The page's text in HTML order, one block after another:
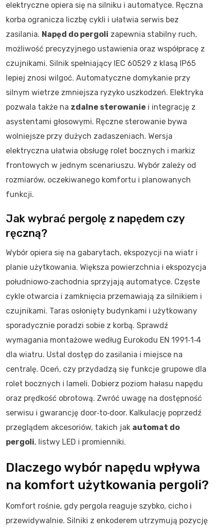
elektryczne opiera się na silniku i automatyce. Ręczna
korba ogranicza liczbę cykli i ułatwia serwis bez
zasilania. Napęd do pergoli zapewnia stabilny ruch,
możliwość precyzyjnego ustawienia oraz współpracę z
czujnikami. Silnik spełniający IEC 60529 z klasą IP65
lepiej znosi wilgoć. Automatyczne domykanie przy
silnym wietrze zmniejsza ryzyko uszkodzeń. Elektryka
pozwala także na zdalne sterowanie i integrację z
asystentami głosowymi. Ręczne sterowanie bywa
wolniejsze przy dużych zadaszeniach. Wersja
elektryczna ułatwia obsługę rolet bocznych i markiz
frontowych w jednym scenariuszu. Wybór zależy od
rozmiarów, oczekiwanego komfortu i planowanych
funkcji.
Jak wybrać pergolę z napędem czy
ręczną?
Wybór opiera się na gabarytach, ekspozycji na wiatr i
planie użytkowania. Większa powierzchnia i ekspozycja
południowo‑zachodnia sprzyjają automatyce. Częste
cykle otwarcia i zamknięcia przemawiają za silnikiem i
czujnikami. Taras osłonięty budynkami i użytkowany
sporadycznie poradzi sobie z korbą. Sprawdź
wymagania montażowe według Eurokodu EN 1991‑1‑4
dla wiatru. Ustal dostęp do zasilania i miejsce na
centralę. Oceń, czy przydadzą się funkcje grupowe dla
rolet bocznych i lameli. Dobierz poziom hałasu napędu
oraz prędkość obrotową. Zwróć uwagę na dostępność
serwisu i gwarancję door‑to‑door. Kalkulację poprzedź
przeglądem akcesoriów, takich jak automat do
pergoli, listwy LED i promienniki.
Dlaczego wybór napędu wpływa
na komfort użytkowania pergoli?
Komfort rośnie, gdy pergola reaguje szybko, cicho i
przewidywalnie. Silniki z enkoderem utrzymują pozycję